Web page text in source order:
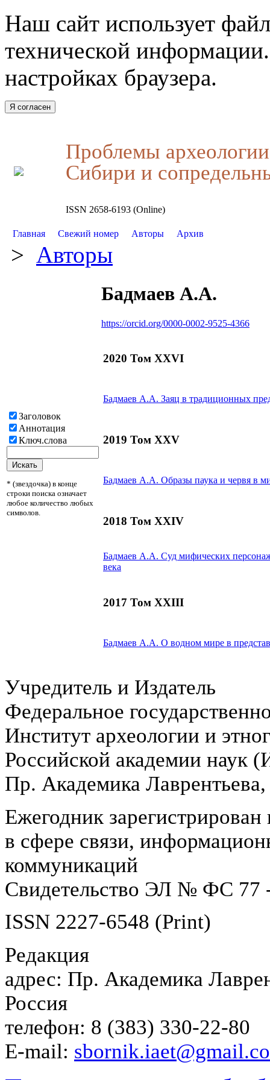
Наш сайт использует
технической
настройках браузера.
Я согласен
Проблемы
Сибири и
ISSN 2658-6193 (Online)
Главная Свежий номер Авторы Архив
> Авторы
Заголовок
Аннотация
Ключ.слова
* (звездочка) в конце
строки поиска означает
любое количество любых
символов.
Бадмаев А.А.
https://orcid.org/0000-0002-9525-4366
2020 Том XXVI
Бадмаев А.А. Заяц в традиционных
2019 Том XXV
Бадмаев А.А. Образы паука и червя в
2018 Том XXIV
Бадмаев А.А. Суд мифических
века
2017 Том XXIII
Бадмаев А.А. О водном мире в
Учредитель и Издатель
Федеральное
Институт археологии и
Российской академии
Пр. Академика
Ежегодник
в сфере связи,
коммуникаций
Свидетельство ЭЛ № ФС 77
ISSN 2227-6548 (Print)
Редакция
адрес: Пр. Академика
Россия
телефон: 8 (383) 330-22-80
E-mail: